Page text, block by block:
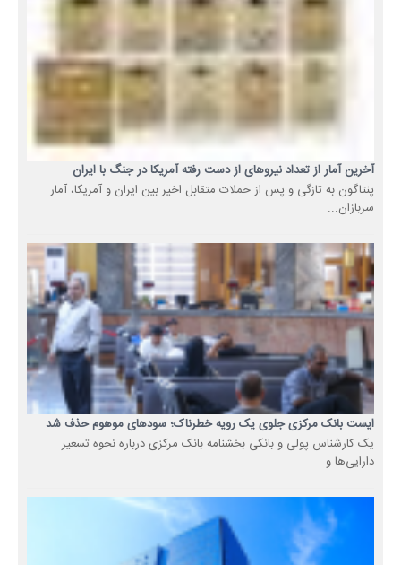
آخرین آمار از تعداد نیروهای از دست رفته آمریکا در جنگ با ایران
پنتاگون به تازگی و پس از حملات متقابل اخیر بین ایران و آمریکا، آمار
سربازان...
ایست بانک مرکزی جلوی یک رویه خطرناک؛ سودهای موهوم حذف شد
یک کارشناس پولی و بانکی بخشنامه بانک مرکزی درباره نحوه تسعیر
دارایی‌ها و...